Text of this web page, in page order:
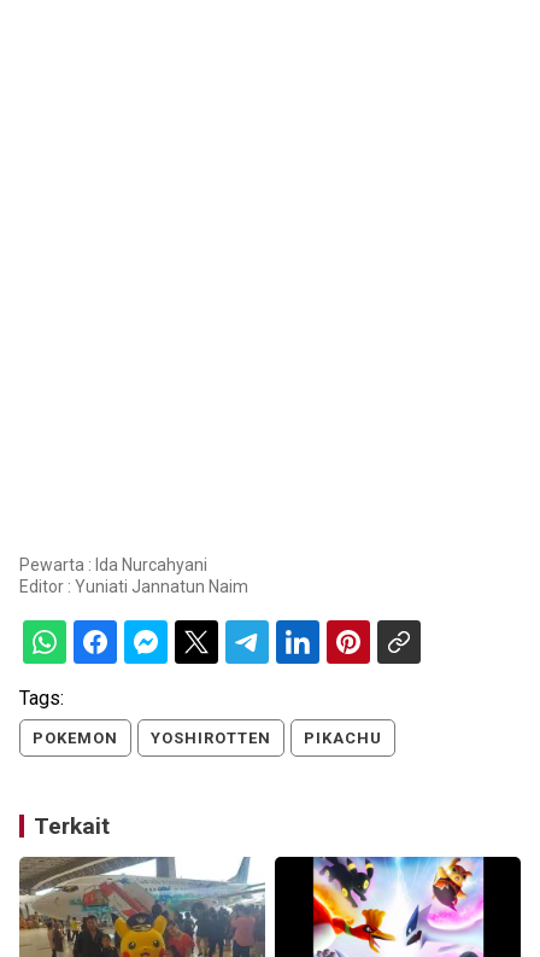
Pewarta : Ida Nurcahyani
Editor : Yuniati Jannatun Naim
Tags:
POKEMON YOSHIROTTEN PIKACHU
Terkait